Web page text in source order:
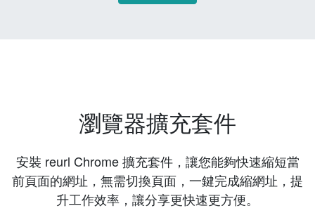
瀏覽器擴充套件
安裝 reurl Chrome 擴充套件，讓您能夠快速縮短當
前頁面的網址，無需切換頁面，一鍵完成縮網址，提
升工作效率，讓分享更快速更方便。